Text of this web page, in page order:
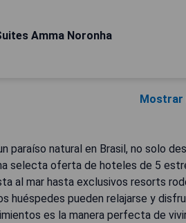
Amma Noronha
Mostrar
paraíso natural en Brasil, no solo
selecta oferta de hoteles de 5
al mar hasta exclusivos resorts
huéspedes pueden relajarse y
es la manera perfecta de